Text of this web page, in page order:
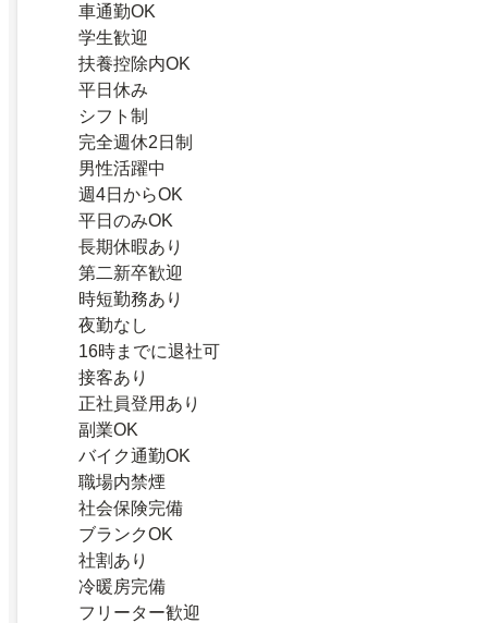
車通勤OK
学生歓迎
扶養控除内OK
平日休み
シフト制
完全週休2日制
男性活躍中
週4日からOK
平日のみOK
長期休暇あり
第二新卒歓迎
時短勤務あり
夜勤なし
16時までに退社可
接客あり
正社員登用あり
副業OK
バイク通勤OK
職場内禁煙
社会保険完備
ブランクOK
社割あり
冷暖房完備
フリーター歓迎